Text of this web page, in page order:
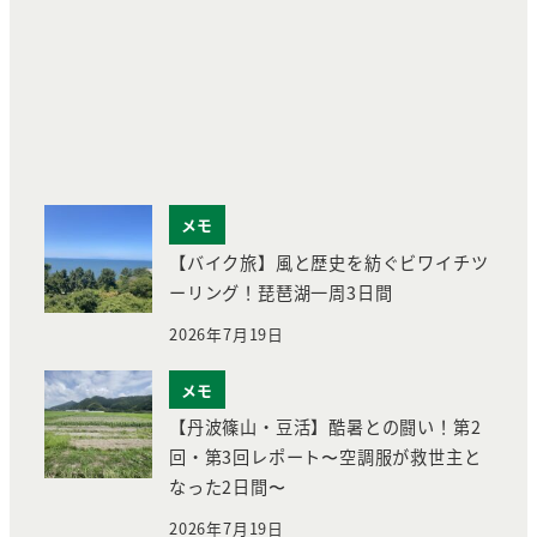
メモ
【バイク旅】風と歴史を紡ぐビワイチツ
ーリング！琵琶湖一周3日間
2026年7月19日
メモ
【丹波篠山・豆活】酷暑との闘い！第2
回・第3回レポート〜空調服が救世主と
なった2日間〜
2026年7月19日